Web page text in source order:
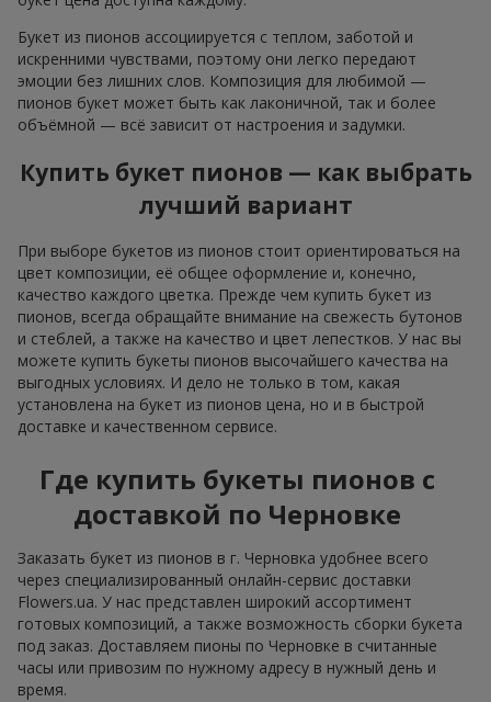
Букет из пионов ассоциируется с теплом, заботой и
искренними чувствами, поэтому они легко передают
эмоции без лишних слов. Композиция для любимой —
пионов букет может быть как лаконичной, так и более
объёмной — всё зависит от настроения и задумки.
Купить букет пионов — как выбрать
лучший вариант
При выборе букетов из пионов стоит ориентироваться на
цвет композиции, её общее оформление и, конечно,
качество каждого цветка. Прежде чем купить букет из
пионов, всегда обращайте внимание на свежесть бутонов
и стеблей, а также на качество и цвет лепестков. У нас вы
можете купить букеты пионов высочайшего качества на
выгодных условиях. И дело не только в том, какая
установлена на букет из пионов цена, но и в быстрой
доставке и качественном сервисе.
Где купить букеты пионов с
доставкой по Черновке
Заказать букет из пионов в г. Черновка удобнее всего
через специализированный онлайн-сервис доставки
Flowers.ua. У нас представлен широкий ассортимент
готовых композиций, а также возможность сборки букета
под заказ. Доставляем пионы по Черновке в считанные
часы или привозим по нужному адресу в нужный день и
время.